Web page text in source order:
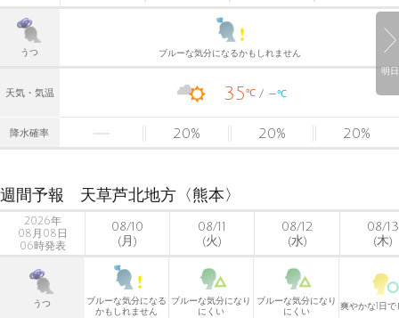
明日
うつ ブルーな気分になるかもしれません
天気・気温 35℃ -℃
降水確率 20% 20% 20%
週間予報 天草芦北地方〈熊本〉
2026年
08月08日
06時発表
08/10
(月)
08/11
(火)
08/12
(水)
08/13
(木)
うつ
ブルーな気分になる
かもしれません
ブルーな気分になり
にくい
ブルーな気分になり
にくい
爽やかな1日で